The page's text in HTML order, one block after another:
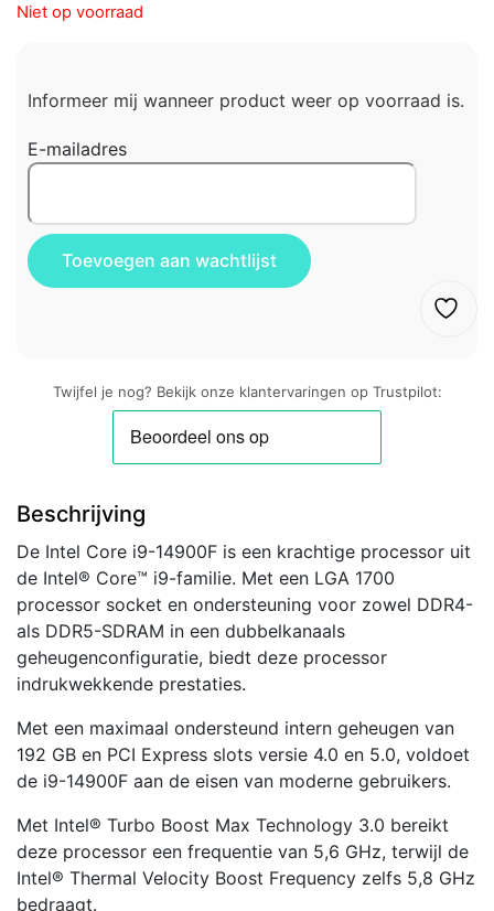
Niet op voorraad
Informeer mij wanneer product weer op voorraad is.
E-mailadres
Twijfel je nog? Bekijk onze klantervaringen op Trustpilot:
Beschrijving
De Intel Core i9-14900F is een krachtige processor uit
de Intel® Core™ i9-familie. Met een LGA 1700
processor socket en ondersteuning voor zowel DDR4-
als DDR5-SDRAM in een dubbelkanaals
geheugenconfiguratie, biedt deze processor
indrukwekkende prestaties.
Met een maximaal ondersteund intern geheugen van
192 GB en PCI Express slots versie 4.0 en 5.0, voldoet
de i9-14900F aan de eisen van moderne gebruikers.
Met Intel® Turbo Boost Max Technology 3.0 bereikt
deze processor een frequentie van 5,6 GHz, terwijl de
Intel® Thermal Velocity Boost Frequency zelfs 5,8 GHz
bedraagt.